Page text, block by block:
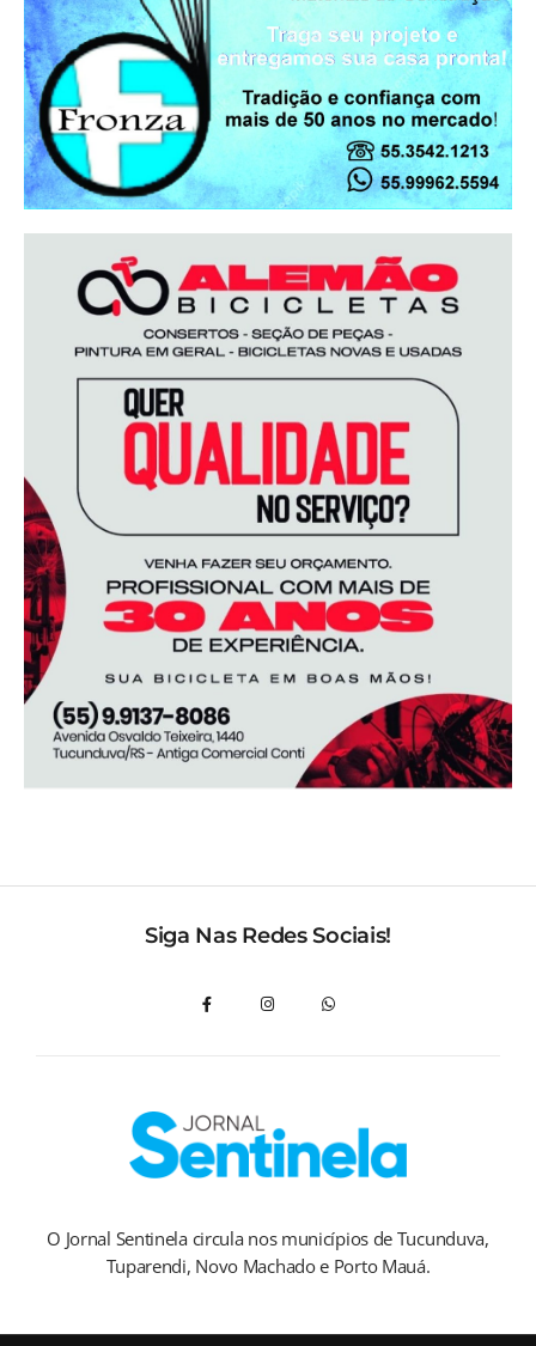
Siga Nas Redes Sociais!
O Jornal Sentinela circula nos municípios de Tucunduva,
Tuparendi, Novo Machado e Porto Mauá.